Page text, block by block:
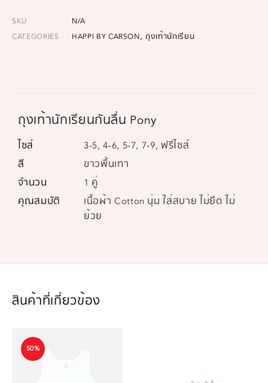
SKU
N/A
CATEGORIES
HAPPI BY CARSON,ถุงเท้านักเรียน
ถุงเท้านักเรียนกันลื่น Pony
ไซส์
3-5, 4-6, 5-7, 7-9, ฟรีไซส์
สี
ขาวพื้นเทา
จำนวน
1 คู่
คุณสมบัติ
เนื้อผ้า Cotton นุ่ม ใส่สบาย ไม่ยืด ไม่
ย้วย
สินค้าที่เกี่ยวข้อง
50%